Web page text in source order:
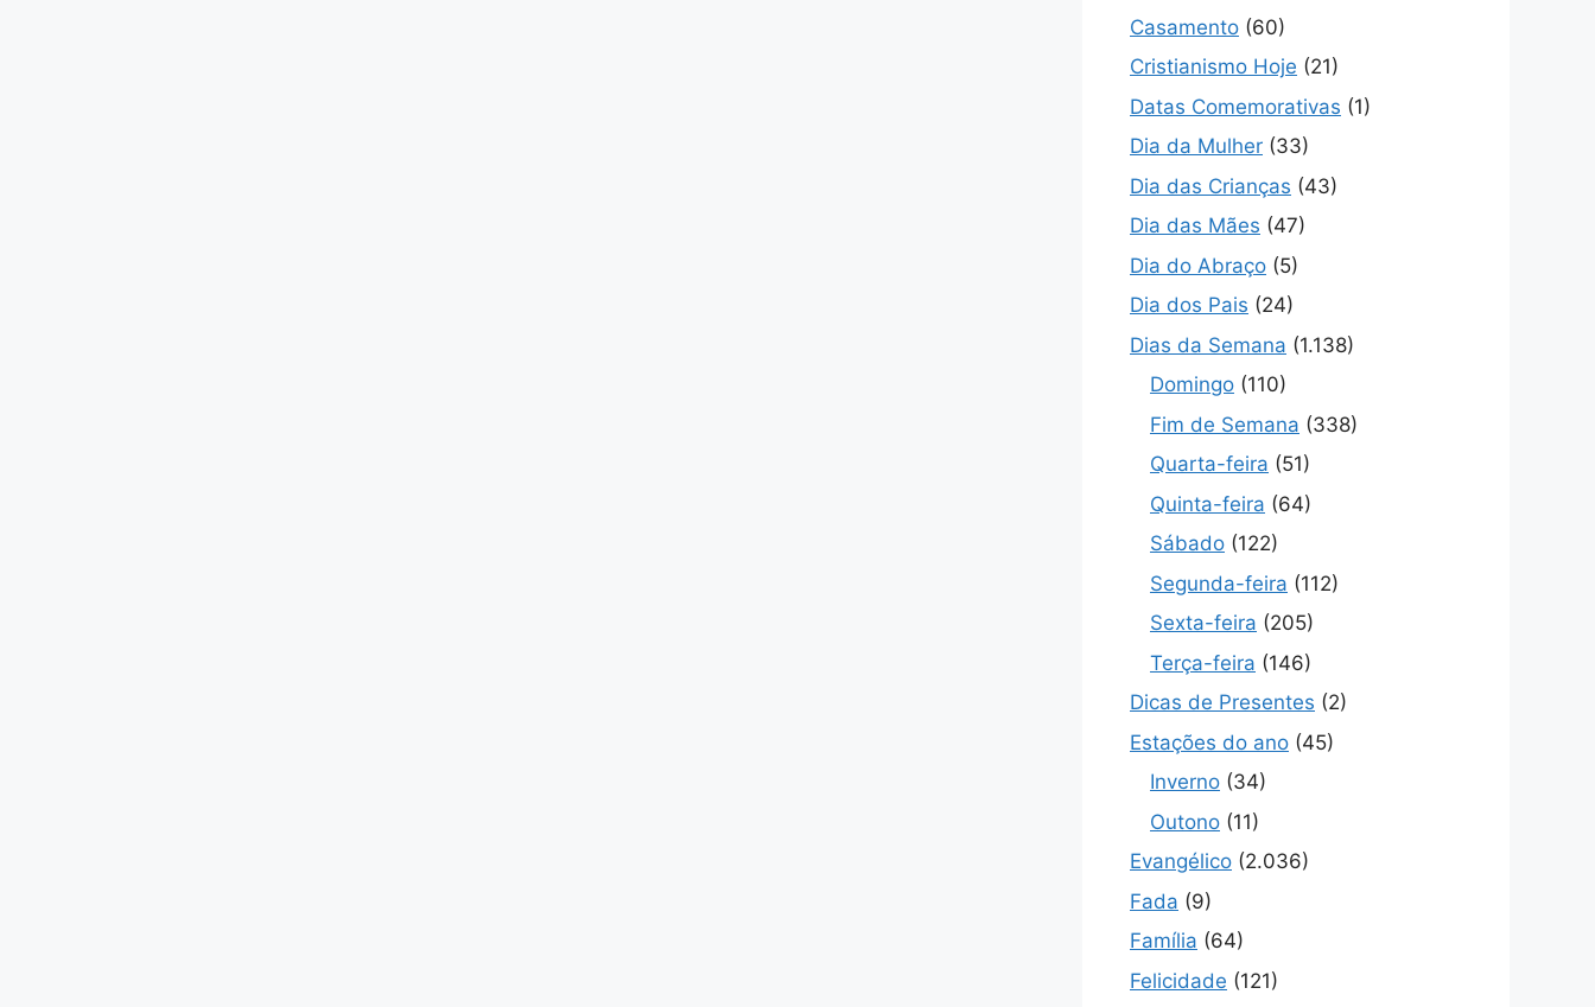
Casamento (60)
Cristianismo Hoje (21)
Datas Comemorativas (1)
Dia da Mulher (33)
Dia das Crianças (43)
Dia das Mães (47)
Dia do Abraço (5)
Dia dos Pais (24)
Dias da Semana (1.138)
Domingo (110)
Fim de Semana (338)
Quarta-feira (51)
Quinta-feira (64)
Sábado (122)
Segunda-feira (112)
Sexta-feira (205)
Terça-feira (146)
Dicas de Presentes (2)
Estações do ano (45)
Inverno (34)
Outono (11)
Evangélico (2.036)
Fada (9)
Família (64)
Felicidade (121)